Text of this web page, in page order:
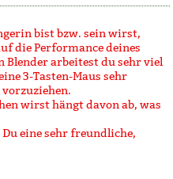
bist bzw. sein wirst,
die Performance deines
Blender arbeitest du sehr viel
3-Tasten-Maus sehr
wirst hängt davon ab, was
eine sehr freundliche,